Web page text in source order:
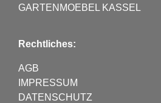
GARTENMOEBEL KASSEL
Rechtliches:
AGB
IMPRESSUM
DATENSCHUTZ